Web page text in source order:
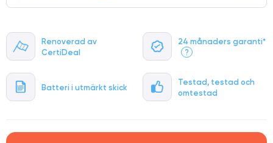
Renoverad av
CertiDeal
24 månaders garanti*
?
Batteri i utmärkt skick
Testad, testad och
omtestad